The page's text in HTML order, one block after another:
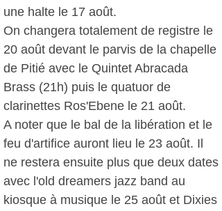
une halte le 17 août.
On changera totalement de registre le
20 août devant le parvis de la chapelle
de Pitié avec le Quintet Abracada
Brass (21h) puis le quatuor de
clarinettes Ros'Ebene le 21 août.
A noter que le bal de la libération et le
feu d'artifice auront lieu le 23 août. Il
ne restera ensuite plus que deux dates
avec l'old dreamers jazz band au
kiosque à musique le 25 août et Dixies